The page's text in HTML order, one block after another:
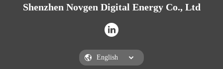
Shenzhen Novgen Digital Energy Co., Ltd